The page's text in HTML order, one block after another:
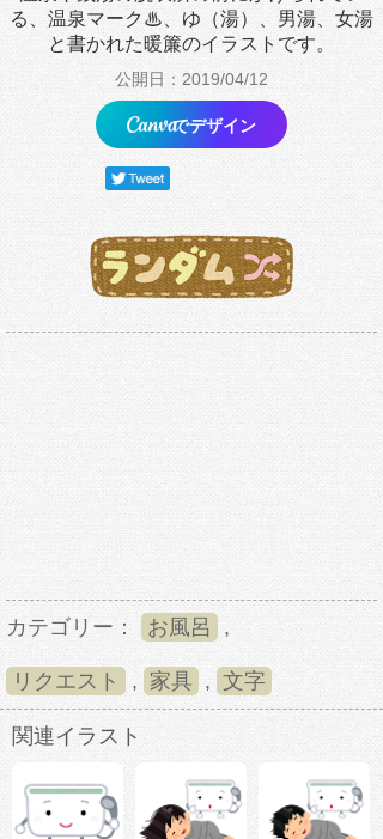
る、温泉マーク♨、ゆ（湯）、男湯、女湯
と書かれた暖簾のイラストです。
公開日：2019/04/12
でデザイン
カテゴリー： お風呂 ,
リクエスト , 家具 , 文字
関連イラスト